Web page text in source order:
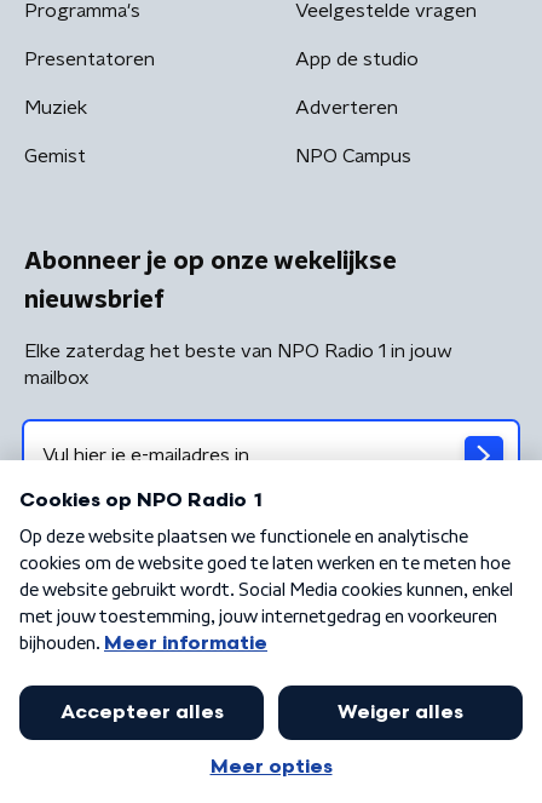
Programma's
Presentatoren
Muziek
Gemist
Veelgestelde vragen
App de studio
Adverteren
NPO Campus
Abonneer je op onze wekelijkse
nieuwsbrief
Elke zaterdag het beste van NPO Radio 1 in jouw
mailbox
Algemene voorwaarden Privacybeleid